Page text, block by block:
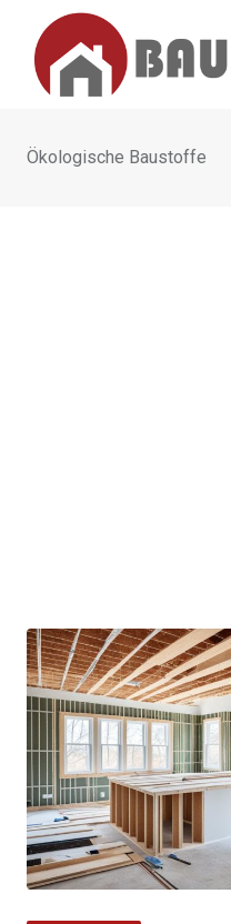
content
Ökologische Baustoffe